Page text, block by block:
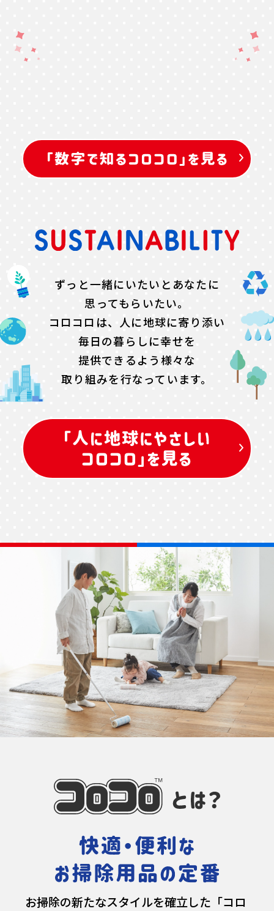
ずっと一緒にいたいとあなたに
思ってもらいたい。
コロコロは、人に地球に寄り添い
毎日の暮らしに幸せを
提供できるよう様々な
取り組みを行なっています。
お掃除の新たなスタイルを確立した「コロ